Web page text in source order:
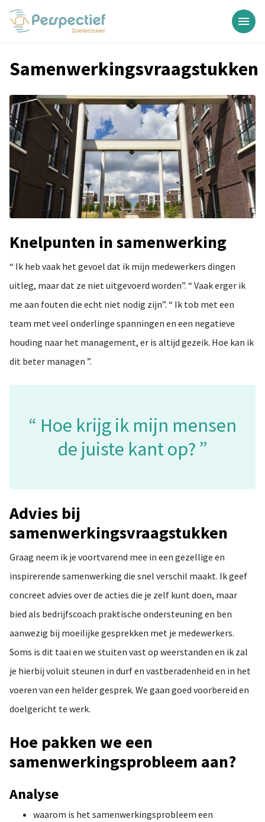
Samenwerkingsvraagstukken
Knelpunten in samenwerking
“ Ik heb vaak het gevoel dat ik mijn medewerkers dingen
uitleg, maar dat ze niet uitgevoerd worden”. “ Vaak erger ik
me aan fouten die echt niet nodig zijn”. “ Ik tob met een
team met veel onderlinge spanningen en een negatieve
houding naar het management, er is altijd gezeik. Hoe kan ik
dit beter managen ”.
Hoe krijg ik mijn mensen
de juiste kant op?
Advies bij
samenwerkingsvraagstukken
Graag neem ik je voortvarend mee in een gezellige en
inspirerende samenwerking die snel verschil maakt. Ik geef
concreet advies over de acties die je zelf kunt doen, maar
bied als bedrijfscoach praktische ondersteuning en ben
aanwezig bij moeilijke gesprekken met je medewerkers.
Soms is dit taai en we stuiten vast op weerstanden en ik zal
je hierbij voluit steunen in durf en vastberadenheid en in het
voeren van een helder gesprek. We gaan goed voorbereid en
doelgericht te werk.
Hoe pakken we een
samenwerkingsprobleem aan?
Analyse
waarom is het samenwerkingsprobleem een